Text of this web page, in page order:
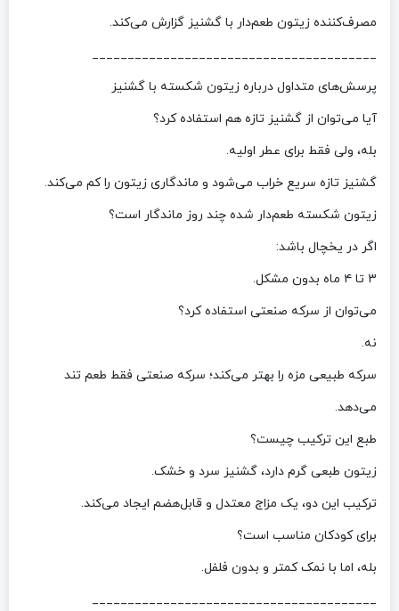
مصرف‌کننده زیتون طعم‌دار با گشنیز گزارش می‌کند.
________________________________________
پرسش‌های متداول درباره زیتون شکسته با گشنیز
آیا می‌توان از گشنیز تازه هم استفاده کرد؟
بله، ولی فقط برای عطر اولیه.
گشنیز تازه سریع خراب می‌شود و ماندگاری زیتون را کم می‌کند.
زیتون شکسته طعم‌دار شده چند روز ماندگار است؟
اگر در یخچال باشد:
۳ تا ۴ ماه بدون مشکل.
می‌توان از سرکه صنعتی استفاده کرد؟
نه.
سرکه طبیعی مزه را بهتر می‌کند؛ سرکه صنعتی فقط طعم تند
می‌دهد.
طبع این ترکیب چیست؟
زیتون طبعی گرم دارد، گشنیز سرد و خشک.
ترکیب این دو، یک مزاج معتدل و قابل‌هضم ایجاد می‌کند.
برای کودکان مناسب است؟
بله، اما با نمک کمتر و بدون فلفل.
________________________________________